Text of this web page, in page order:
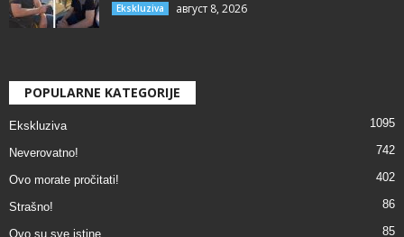
Ekskluziva август 8, 2026
POPULARNE KATEGORIJE
Ekskluziva 1095
Neverovatno! 742
Ovo morate pročitati! 402
Strašno! 86
Ovo su sve istine 85